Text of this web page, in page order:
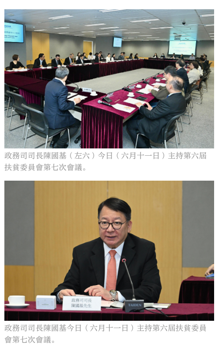
政務司司長陳國基（左六）今日（六月十一日）主持第六屆
扶貧委員會第七次會議。
政務司司長陳國基今日（六月十一日）主持第六屆扶貧委員
會第七次會議。